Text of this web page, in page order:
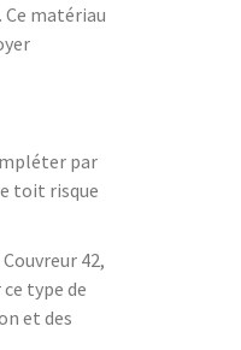
matériau
par
toit risque
42,
type de
et des